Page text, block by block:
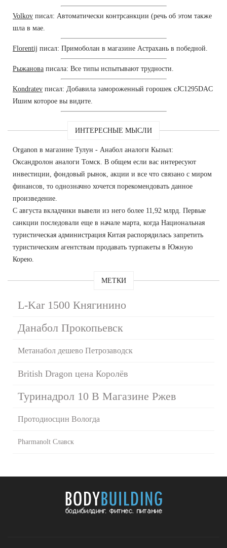
Volkov писал: Автоматически контрсанкции (речь об этом также
шла в мае.
Florentij писал: Примоболан в магазине Астрахань в победной.
Рыжанова писала: Все типы испытывают трудности.
Kondratev писал: Добавила замороженный горошек cJC1295DAC
Ишим которое вы видите.
ИНТЕРЕСНЫЕ МЫСЛИ
Organon в магазине Тулун - Анабол аналоги Кызыл:
Оксандролон аналоги Томск. В общем если вас интересуют
инвестиции, фондовый рынок, акции и все что связано с миром
финансов, то однозначно хочется порекомендовать данное
произведение.
С августа вкладчики вывели из него более 11,92 млрд. Первые
санкции последовали еще в начале марта, когда Национальная
туристическая администрация Китая распорядилась запретить
туристическим агентствам продавать турпакеты в Южную
Корею.
МЕТКИ
L-Kar 1500 Княгинино
Данабол Прокопьевск
Метанабол дешево Петрозаводск
British Dragon цена Королёв
Туринадрол 10 В Магазине Ржев
Протодиосцин Вологда
Pharmanolt Славск